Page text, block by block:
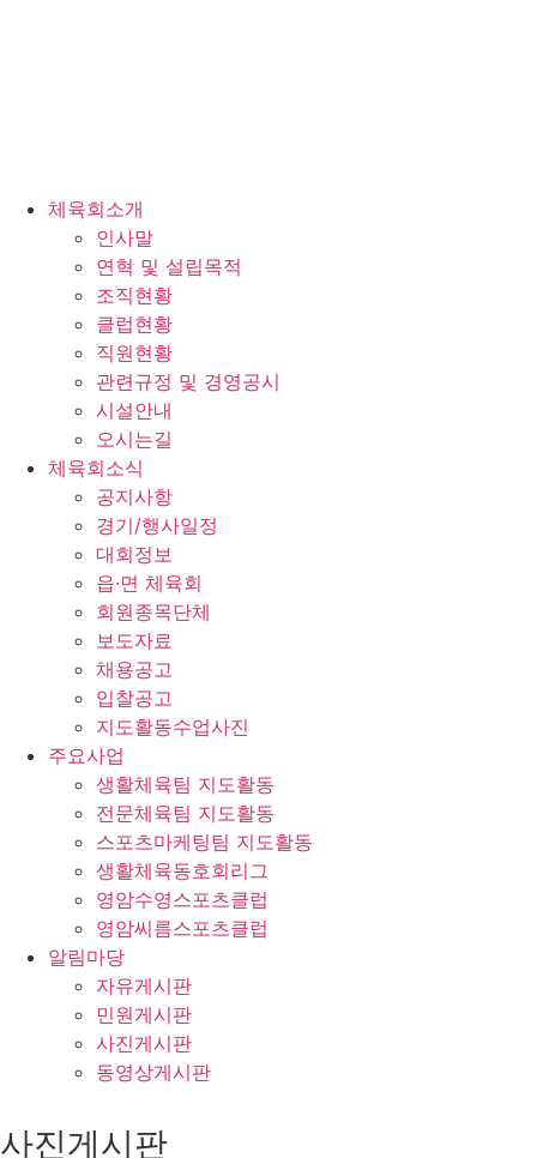
체육회소개
인사말
연혁 및 설립목적
조직현황
클럽현황
직원현황
관련규정 및 경영공시
시설안내
오시는길
체육회소식
공지사항
경기/행사일정
대회정보
읍·면 체육회
회원종목단체
보도자료
채용공고
입찰공고
지도활동수업사진
주요사업
생활체육팀 지도활동
전문체육팀 지도활동
스포츠마케팅팀 지도활동
생활체육동호회리그
영암수영스포츠클럽
영암씨름스포츠클럽
알림마당
자유게시판
민원게시판
사진게시판
동영상게시판
사진게시판